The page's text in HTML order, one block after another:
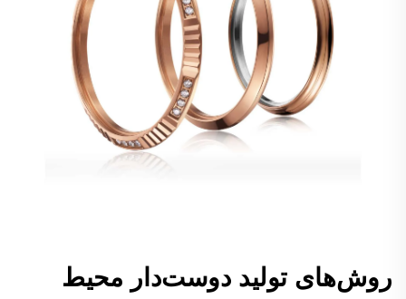
روش‌های تولید دوست‌دار محیط